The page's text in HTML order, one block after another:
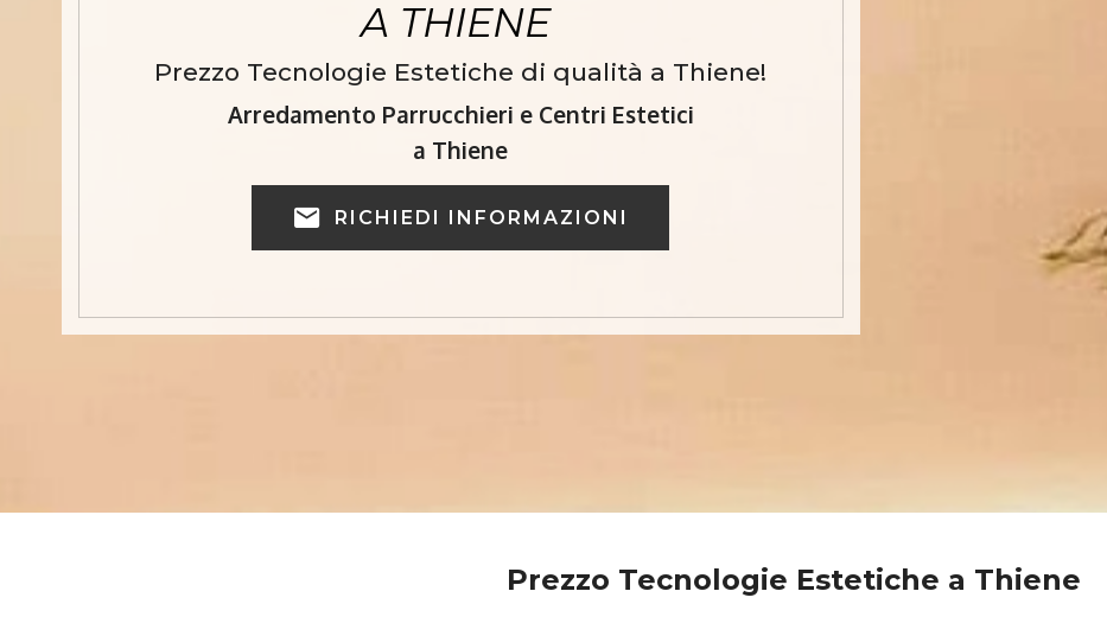
A THIENE
Prezzo Tecnologie Estetiche di qualità a Thiene!
Arredamento Parrucchieri e Centri Estetici
a Thiene
RICHIEDI INFORMAZIONI
Prezzo Tecnologie Estetiche a Thiene